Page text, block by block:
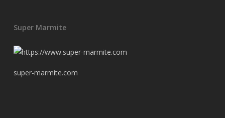
Super Marmite
super-marmite.com